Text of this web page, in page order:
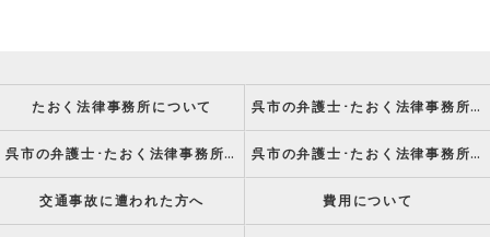
たおく法律事務所について 呉市の弁護士･たおく法律事務所の強み
呉市の弁護士･たおく法律事務所の特徴 呉市の弁護士･たおく法律事務所の方針
交通事故に遭われた方へ 費用について